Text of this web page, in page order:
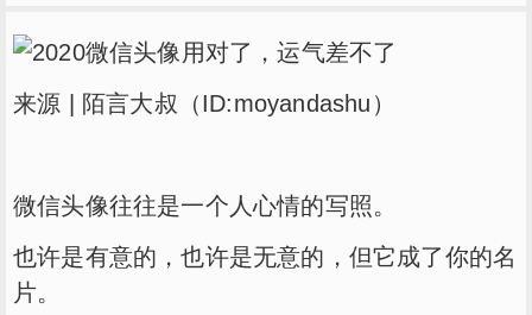
来源 | 陌言大叔（ID:moyandashu）
微信头像往往是一个人心情的写照。
也许是有意的，也许是无意的，但它成了你的名
片。